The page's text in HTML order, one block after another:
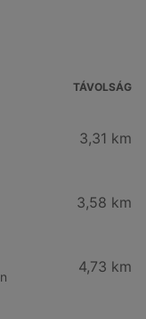
TÁVOLSÁG
3,31 km
3,58 km
4,73 km